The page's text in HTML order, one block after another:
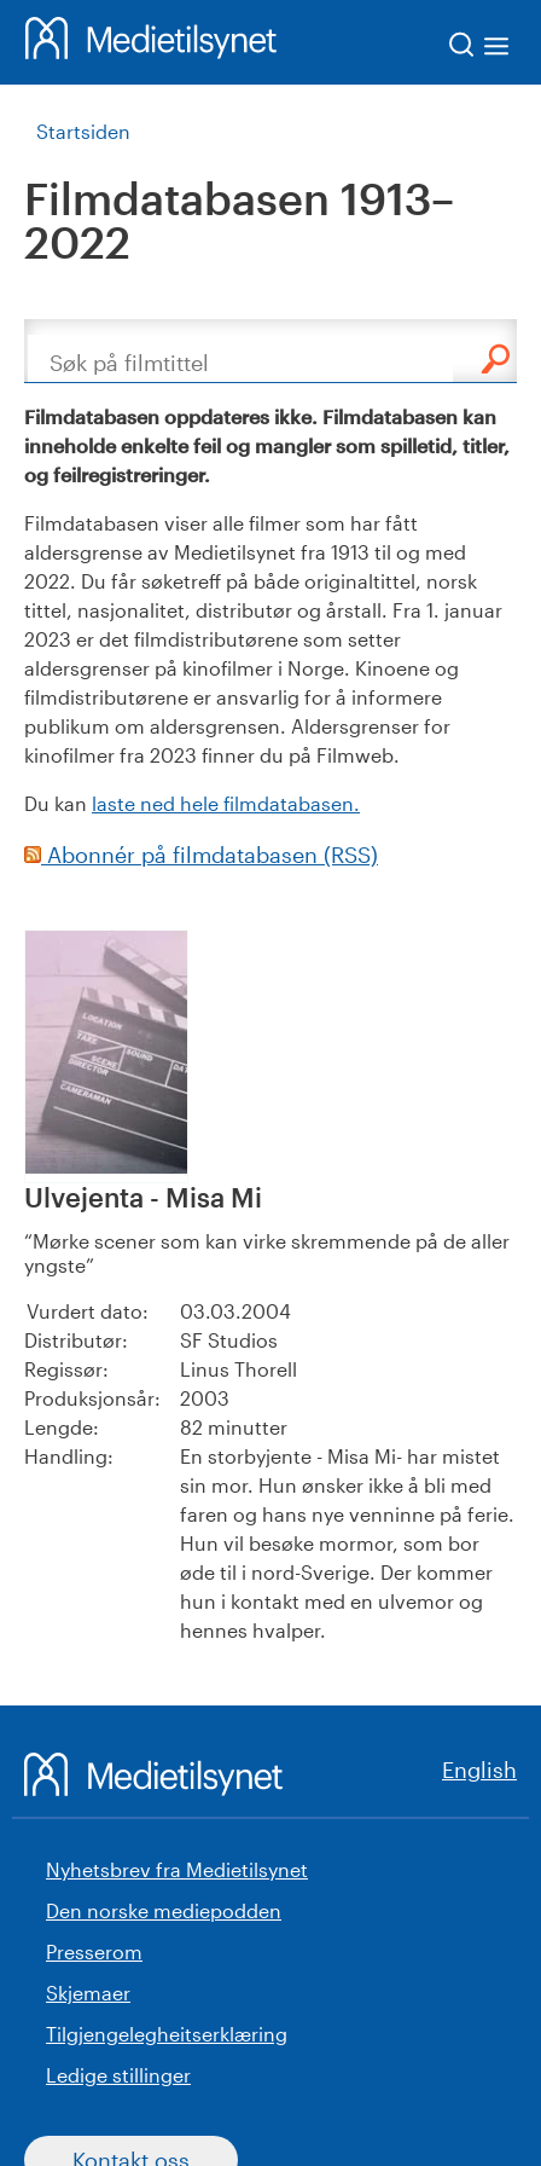
Startsiden
Filmdatabasen 1913–
2022
Søk
Filmdatabasen oppdateres ikke. Filmdatabasen kan
inneholde enkelte feil og mangler som spilletid, titler,
og feilregistreringer.
Filmdatabasen viser alle filmer som har fått
aldersgrense av Medietilsynet fra 1913 til og med
2022. Du får søketreff på både originaltittel, norsk
tittel, nasjonalitet, distributør og årstall. Fra 1. januar
2023 er det filmdistributørene som setter
aldersgrenser på kinofilmer i Norge. Kinoene og
filmdistributørene er ansvarlig for å informere
publikum om aldersgrensen. Aldersgrenser for
kinofilmer fra 2023 finner du på Filmweb.
Du kan laste ned hele filmdatabasen.
Abonnér på filmdatabasen (RSS)
Ulvejenta - Misa Mi
Mørke scener som kan virke skremmende på de aller
yngste
Vurdert dato:
03.03.2004
Distributør:
SF Studios
Regissør:
Linus Thorell
Produksjonsår:
2003
Lengde:
82 minutter
Handling:
En storbyjente - Misa Mi- har mistet
sin mor. Hun ønsker ikke å bli med
faren og hans nye venninne på ferie.
Hun vil besøke mormor, som bor
øde til i nord-Sverige. Der kommer
hun i kontakt med en ulvemor og
hennes hvalper.
English
Nyhetsbrev fra Medietilsynet
Den norske mediepodden
Presserom
Skjemaer
Tilgjengelegheitserklæring
Ledige stillinger
Kontakt oss